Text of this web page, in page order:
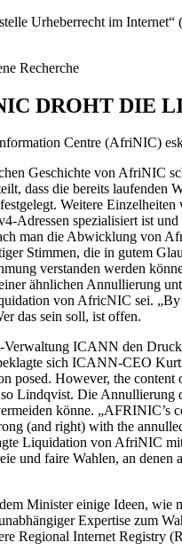
Urheberrecht im
Recherche
DROHT DIE
Centre (AfriNIC)
Geschichte von AfriNIC
dass die bereits
Weitere
Adressen spezialisiert ist
man die Abwicklung von
Stimmen, die in gutem
verstanden werden
ähnlichen Annullierung
von AfricNIC sei.
das sein soll, ist offen.
Verwaltung ICANN den
sich ICANN-CEO
posed. However, the
so Lindqvist. Die
könne. „AFRINIC’s
(and right) with the
Liquidation von AfriNIC
und faire Wahlen, an denen
Minister einige Ideen, wie
Expertise zum
Regional Internet Registry